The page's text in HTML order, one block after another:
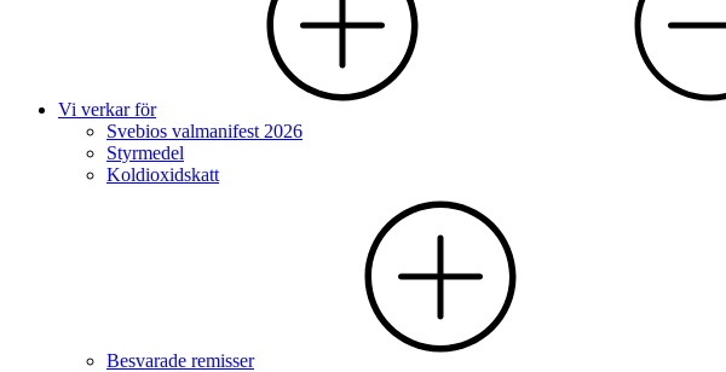
Vi verkar för
Svebios valmanifest 2026
Styrmedel
Koldioxidskatt
Besvarade remisser